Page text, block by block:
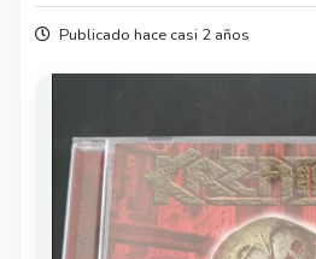
Publicado hace casi 2 años